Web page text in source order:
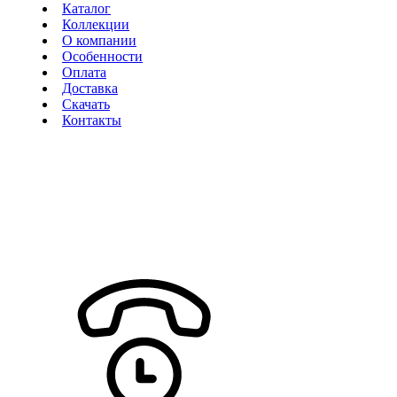
Каталог
Коллекции
О компании
Особенности
Оплата
Доставка
Скачать
Контакты